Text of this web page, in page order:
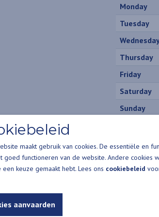
Monday
Tuesday
Thursday
Friday
Saturday
Sunday
maakt gebruik van cookies. De essentiële en
goed functioneren van de website. Andere cookies
een keuze gemaakt hebt. Lees ons cookiebeleid
aanvaarden